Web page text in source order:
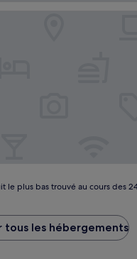
le plus bas trouvé au cours des
tous les hébergements